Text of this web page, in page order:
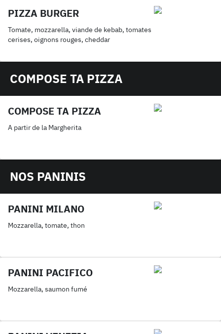
PIZZA BURGER
Tomate, mozzarella, viande de kebab, tomates
cerises, oignons rouges, cheddar
COMPOSE TA PIZZA
COMPOSE TA PIZZA
A partir de la Margherita
NOS PANINIS
PANINI MILANO
Mozzarella, tomate, thon
PANINI PACIFICO
Mozzarella, saumon fumé